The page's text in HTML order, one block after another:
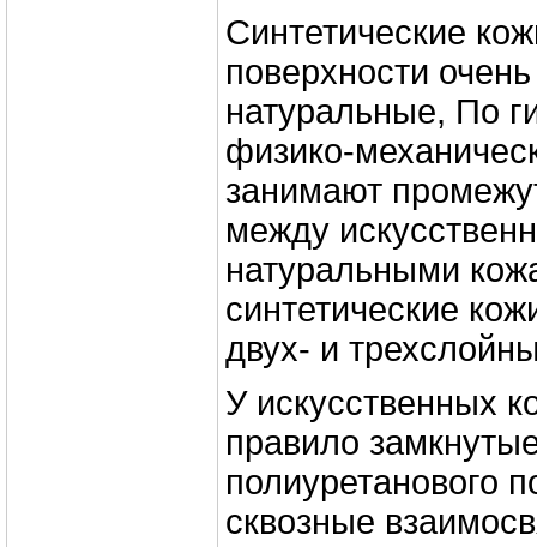
Синтетические
поверхности
натуральные, По
физико-
занимают
между
натуральными
синтетические
двух- и
У искусственных
правило
полиуретанового
сквозные